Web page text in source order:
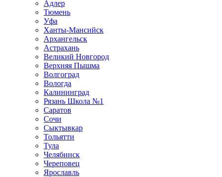
Адлер
Тюмень
Уфа
Ханты-Мансийск
Архангельск
Астрахань
Великий Новгород
Верхняя Пышма
Волгоград
Вологда
Калининград
Рязань Школа №1
Саратов
Сочи
Сыктывкар
Тольятти
Тула
Челябинск
Череповец
Ярославль